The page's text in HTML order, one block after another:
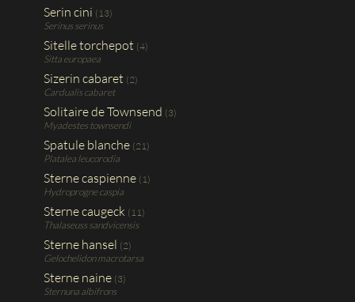
Serin cini (13)
Serinus serinus
Sitelle torchepot (4)
Sitta europaea
Sizerin cabaret (2)
Cardualis cabaret
Solitaire de Townsend (3)
Myadestes townsendi
Spatule blanche (21)
Platalea leucorodia
Sterne caspienne (1)
Hydroprogne caspia
Sterne caugeck (11)
Thalaseuss sandvicensis
Sterne hansel (2)
Gelochelidon macrotarsa
Sterne naine (3)
Sternuna albifrons